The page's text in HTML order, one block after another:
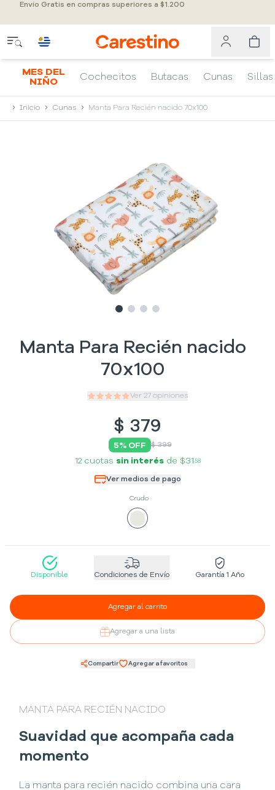
Envío Gratis en compras superiores a $1.200
MES DEL
NIÑO
Cochecitos Butacas Cunas Sillas
Inicio Cunas Manta Para Recién nacido 70x100
Slide1
Slide2
SlideSlide
Manta Para Recién nacido
70x100
Ver 27 opiniones
$ 379
5% OFF $ 399
12 cuotas sin interésde $31 58
Ver medios de pago
Crudo
Disponible Condiciones de Envío Garantía 1 Año
Agregar al carrito
Agregar a una lista
Compartir Agregar a favoritos
MANTA PARA RECIÉN NACIDO
Suavidad que acompaña cada
momento
La manta para recién nacido combina una cara